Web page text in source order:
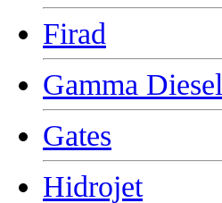
Firad
Gamma Diesel
Gates
Hidrojet